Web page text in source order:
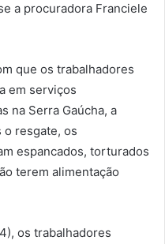
a procuradora Franciele
que os trabalhadores
em serviços
na Serra Gaúcha, a
o resgate, os
espancados, torturados
terem alimentação
os trabalhadores